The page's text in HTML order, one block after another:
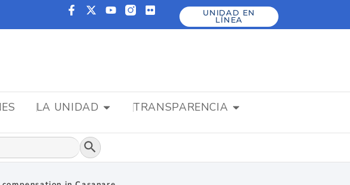
UNIDAD EN
LÍNEA
LA UNIDAD TRANSPARENCIA
Botón de búsqueda